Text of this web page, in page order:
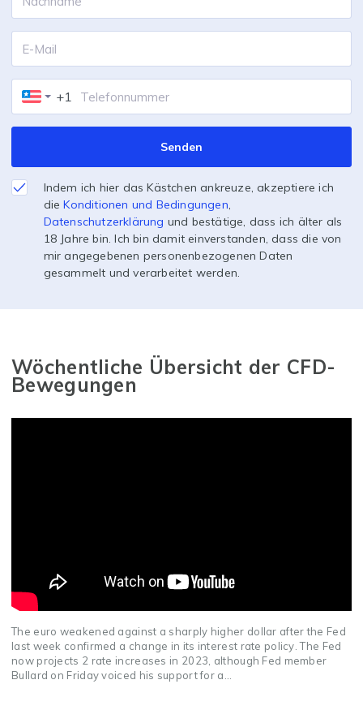
+1
Indem ich hier das Kästchen ankreuze, akzeptiere ich
dieKonditionen und Bedingungen,
Datenschutzerklärung und bestätige, dass ich älter als
18 Jahre bin. Ich bin damit einverstanden, dass die von
mir angegebenen personenbezogenen Daten
gesammelt und verarbeitet werden.
Senden
Wöchentliche Übersicht der CFD-
Bewegungen
The euro weakened against a sharply higher dollar after the Fed
last week confirmed a change in its interest rate policy. The Fed
now projects 2 rate increases in 2023, although Fed member
Bullard on Friday voiced his support for a...